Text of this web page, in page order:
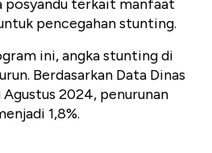
posyandu terkait manfaat
pencegahan stunting.
ini, angka stunting di
Berdasarkan Data Dinas
2024, penurunan
1,8%.